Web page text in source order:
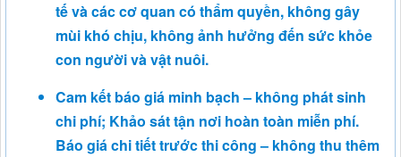
tế và các cơ quan có thẩm quyền, không gây
mùi khó chịu, không ảnh hưởng đến sức khỏe
con người và vật nuôi.
Cam kết báo giá minh bạch – không phát sinh
chi phí; Khảo sát tận nơi hoàn toàn miễn phí.
Báo giá chi tiết trước thi công – không thu thêm